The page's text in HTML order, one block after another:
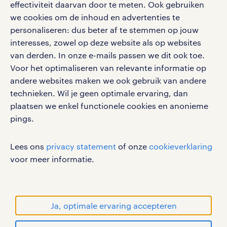
effectiviteit daarvan door te meten. Ook gebruiken
we cookies om de inhoud en advertenties te
personaliseren: dus beter af te stemmen op jouw
interesses, zowel op deze website als op websites
van derden. In onze e-mails passen we dit ook toe.
Voor het optimaliseren van relevante informatie op
andere websites maken we ook gebruik van andere
technieken. Wil je geen optimale ervaring, dan
plaatsen we enkel functionele cookies en anonieme
pings.
Lees ons privacy statement of onze cookieverklaring
voor meer informatie.
Ja, optimale ervaring accepteren
google play store
social media
Volg ons voor de leukste content omtrent
vacatures, solliciteren en inspiratie.
werken bij randstad
disclaimer